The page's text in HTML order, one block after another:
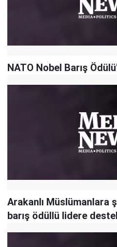
NATO Nobel Barış
Arakanlı Müslümanlara
barış ödüllü lidere